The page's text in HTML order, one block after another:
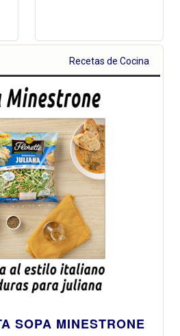
Recetas de Cocina
SOPA MINESTRONE